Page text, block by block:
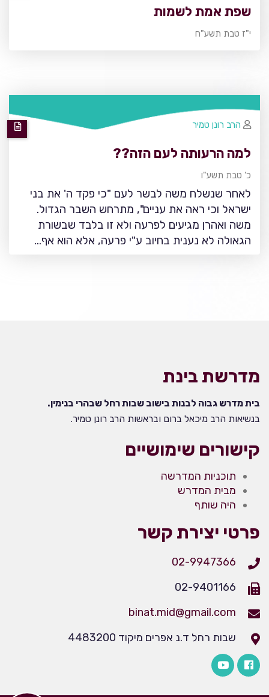
שפת אמת לשמות
י"ז טבת תשע"ח
למה הרעותה לעם הזה??
כ' טבת תשע"ו
לאחר שנשלח משה לבשר לעם "כי פקד ה' את בני
ישראל וכי ראה את עניים", מתרחש השבר הגדול.
משה ואהרן מגיעים לפרעה ולא זו בלבד שבשורת
הגאולה לא נענית בחיוב ע"י פרעה, אלא הוא אף…
הרב רונן טמיר
מדרשת בינת
בית מדרש גבוה לבנות בישוב שבות רחל שבהרי בנימין.
בנשיאות הרב מיכאל ברום ובראשות הרב רונן טמיר.
קישורים שימושיים
תוכניות המדרשה
מבית המדרש
היה שותף
פרטי יצירת קשר
02-9947366
02-9401166
binat.mid@gmail.com
שבות רחל ד.נ אפרים מיקוד 4483200